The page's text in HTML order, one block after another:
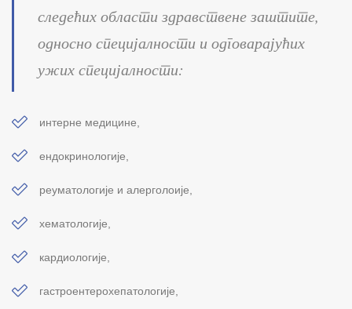
следећих области здравствене заштите,
односно специјалности и одговарајућих
ужих специјалности:
интерне медицине,
ендокринологије,
реуматологије и алерголоије,
хематологије,
кардиологије,
гастроентерохепатологије,